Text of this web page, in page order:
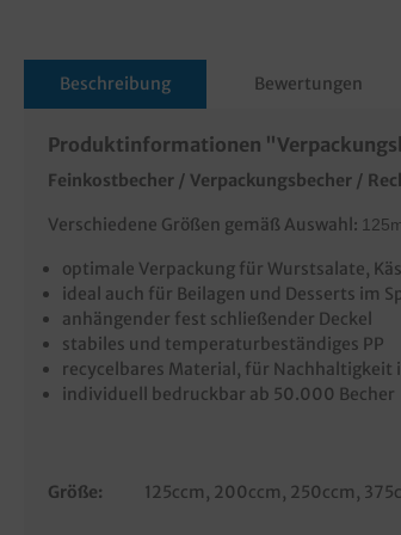
Beschreibung Bewertungen
Produktinformationen
Feinkostbecher / Verpackungsbecher /
Verschiedene Größen gemäß Auswahl:
optimale Verpackung für Wurstsalate,
ideal auch für Beilagen und Desserts im
anhängender fest schließender Deckel
stabiles und temperaturbeständiges PP
recycelbares Material, für
individuell bedruckbar ab 50.000 Becher
Größe: 125ccm , 200ccm , 250ccm ,